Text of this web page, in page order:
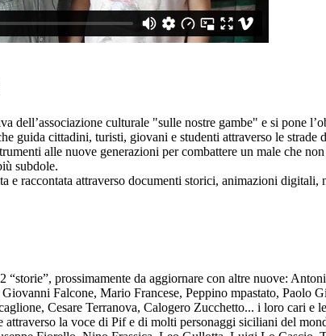
dell’associazione culturale "sulle nostre gambe" e si pone
guida cittadini, turisti, giovani e studenti attraverso le
alle nuove generazioni per combattere un male che
subdole.
e raccontata attraverso documenti storici, animazioni
“storie”, prossimamente da aggiornare con altre nuove:
Falcone, Mario Francese, Peppino mpastato,
Cesare Terranova, Calogero Zucchetto... i loro cari e
attraverso la voce di Pif e di molti personaggi siciliani del